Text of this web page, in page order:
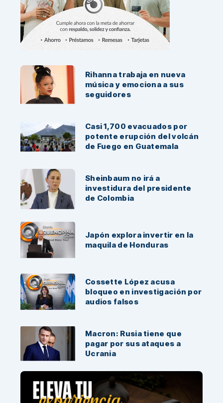
Rihanna trabaja en nueva
música y emociona a sus
seguidores
Casi 1,700 evacuados por
potente erupción del volcán
de Fuego en Guatemala
Sheinbaum no irá a
investidura del presidente
de Colombia
Japón explora invertir en la
maquila de Honduras
Cossette López acusa
bloqueo en investigación por
audios falsos
Macron: Rusia tiene que
pagar por sus ataques a
Ucrania